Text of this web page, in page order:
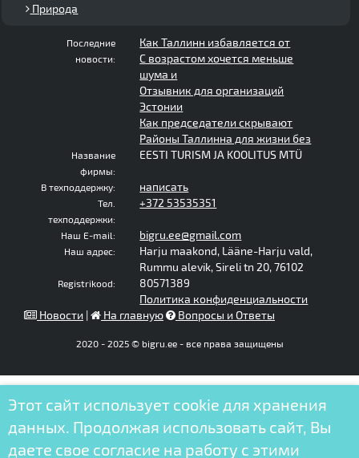
Природа
Последние
новости:
Как Таллинн избавляется от
С возрастом хочется меньше
шума и
Отзывник для организаций
Эстонии
Как председатели скрывают
Районы Таллинна для жизни без
Название
фирмы:
EESTI TURISM JA KOOLITUS MTÜ
В техподдержку: написать
Тел.
техподдержки:
+372 53535351
Наш E-mail: bigru.ee@gmail.com
Наш адрес:
Harju maakond, Lääne-Harju vald,
Rummu alevik, Sireli tn 20, 76102
Registrikood:
80571389
Политика конфиденциальности
Новости | На главную Вопросы и Ответы
2020 - 2025 © bigru.ee - все права защищены
Этот сайт использует cookie для хранения
данных. Продолжая использовать сайт, Вы
даете свое согласие на работу с этими